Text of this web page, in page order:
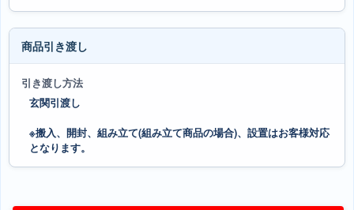
商品引き渡し
引き渡し方法
玄関引渡し
※搬入、開封、組み立て(組み立て商品の場合)、設置はお客様対応
となります。